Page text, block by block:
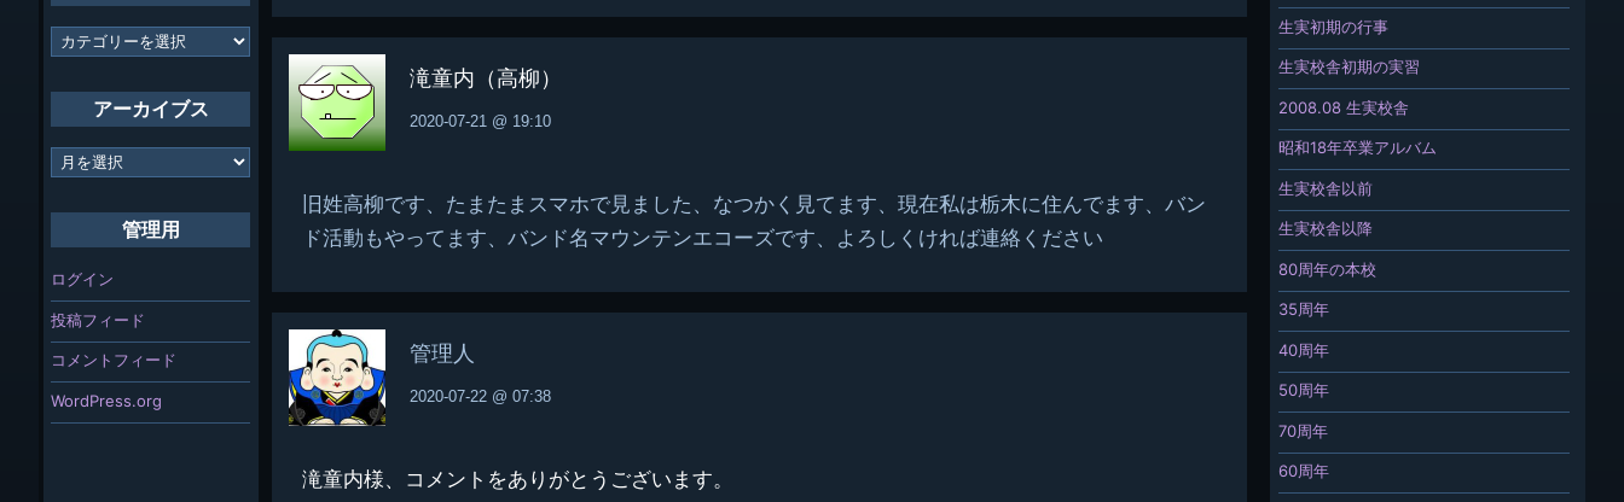
滝童内（高柳）
2020-07-21 @ 19:10
旧姓高柳です、たまたまスマホで見ました、なつかく見てます、現在私は栃木に住んでます、バン
ド活動もやってます、バンド名マウンテンエコーズです、よろしくければ連絡ください
管理人
2020-07-22 @ 07:38
滝童内様、コメントをありがとうございます。
生実初期の行事
生実校舎初期の実習
2008.08 生実校舎
昭和18年卒業アルバム
生実校舎以前
生実校舎以降
80周年の本校
35周年
40周年
50周年
70周年
60周年
カ
テ
アーカイブス
ア
ー
管理用
ログイン
投稿フィード
コメントフィード
WordPress.org